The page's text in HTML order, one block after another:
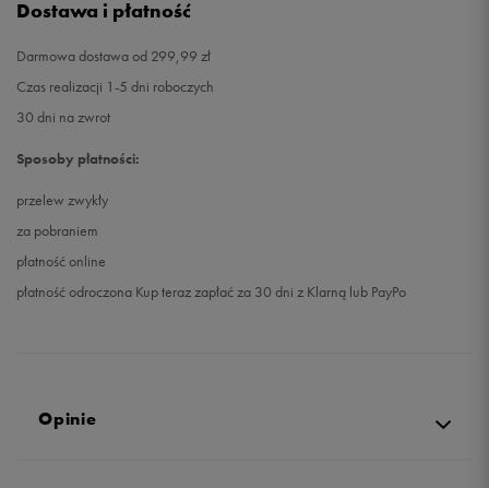
Dostawa i płatność
Darmowa dostawa od 299,99 zł
Czas realizacji 1-5 dni roboczych
30 dni na zwrot
Sposoby płatności:
przelew zwykły
za pobraniem
płatność online
płatność odroczona Kup teraz zapłać za 30 dni z Klarną lub PayPo
Opinie